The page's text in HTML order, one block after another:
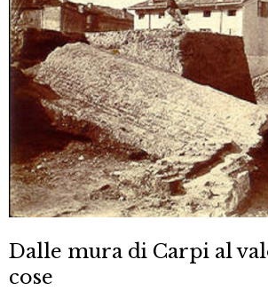
Dalle mura di Carpi al
cose